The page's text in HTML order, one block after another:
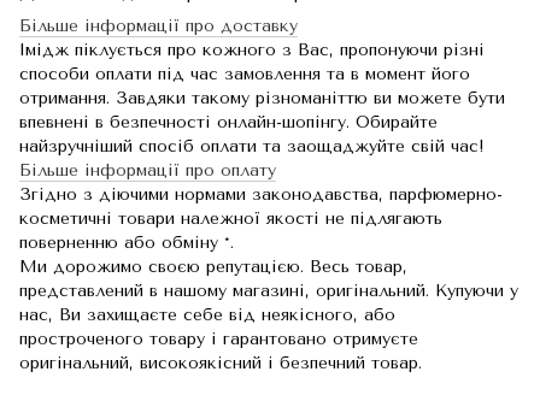
Більше інформації про доставку
Імідж піклується про кожного з Вас, пропонуючи різні
способи оплати під час замовлення та в момент його
отримання. Завдяки такому різноманіттю ви можете бути
впевнені в безпечності онлайн-шопінгу. Обирайте
найзручніший спосіб оплати та заощаджуйте свій час!
Більше інформації про оплату
Згідно з діючими нормами законодавства, парфюмерно-
косметичні товари належної якості не підлягають
поверненню або обміну *.
Ми дорожимо своєю репутацією. Весь товар,
представлений в нашому магазині, оригінальний. Купуючи у
нас, Ви захищаєте себе від неякісного, або
простроченого товару і гарантовано отримуєте
оригінальний, високоякісний і безпечний товар.